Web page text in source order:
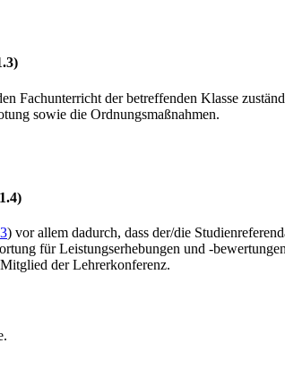
Fachunterricht der betreffen­den Klasse
sowie die Ordnungsmaßnahmen.
) vor allem dadurch, dass der/die
für Leis­tungserhebungen und -
Mit­glied der Lehrerkonferenz.